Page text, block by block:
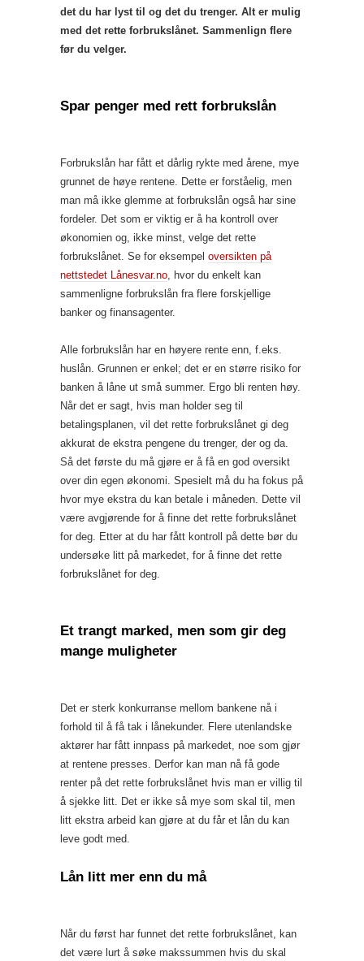
det du har lyst til og det du trenger. Alt er mulig
med det rette forbrukslånet. Sammenlign flere
før du velger.
Spar penger med rett forbrukslån
Forbrukslån har fått et dårlig rykte med årene, mye
grunnet de høye rentene. Dette er forståelig, men
man må ikke glemme at forbrukslån også har sine
fordeler. Det som er viktig er å ha kontroll over
økonomien og, ikke minst, velge det rette
forbrukslånet. Se for eksempel oversikten på
nettstedet Lånesvar.no, hvor du enkelt kan
sammenligne forbrukslån fra flere forskjellige
banker og finansagenter.
Alle forbrukslån har en høyere rente enn, f.eks.
huslån. Grunnen er enkel; det er en større risiko for
banken å låne ut små summer. Ergo bli renten høy.
Når det er sagt, hvis man holder seg til
betalingsplanen, vil det rette forbrukslånet gi deg
akkurat de ekstra pengene du trenger, der og da.
Så det første du må gjøre er å få en god oversikt
over din egen økonomi. Spesielt må du ha fokus på
hvor mye ekstra du kan betale i måneden. Dette vil
være avgjørende for å finne det rette forbrukslånet
for deg. Etter at du har fått kontroll på dette bør du
undersøke litt på markedet, for å finne det rette
forbrukslånet for deg.
Et trangt marked, men som gir deg
mange muligheter
Det er sterk konkurranse mellom bankene nå i
forhold til å få tak i lånekunder. Flere utenlandske
aktører har fått innpass på markedet, noe som gjør
at rentene presses. Derfor kan man nå få gode
renter på det rette forbrukslånet hvis man er villig til
å sjekke litt. Det er ikke så mye som skal til, men
litt ekstra arbeid kan gjøre at du får et lån du kan
leve godt med.
Lån litt mer enn du må
Når du først har funnet det rette forbrukslånet, kan
det være lurt å søke makssummen hvis du skal